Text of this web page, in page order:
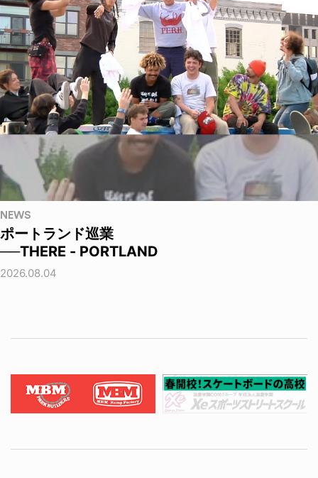
NEWS
ポートランド巡業
──THERE - PORTLAND
2026.08.04